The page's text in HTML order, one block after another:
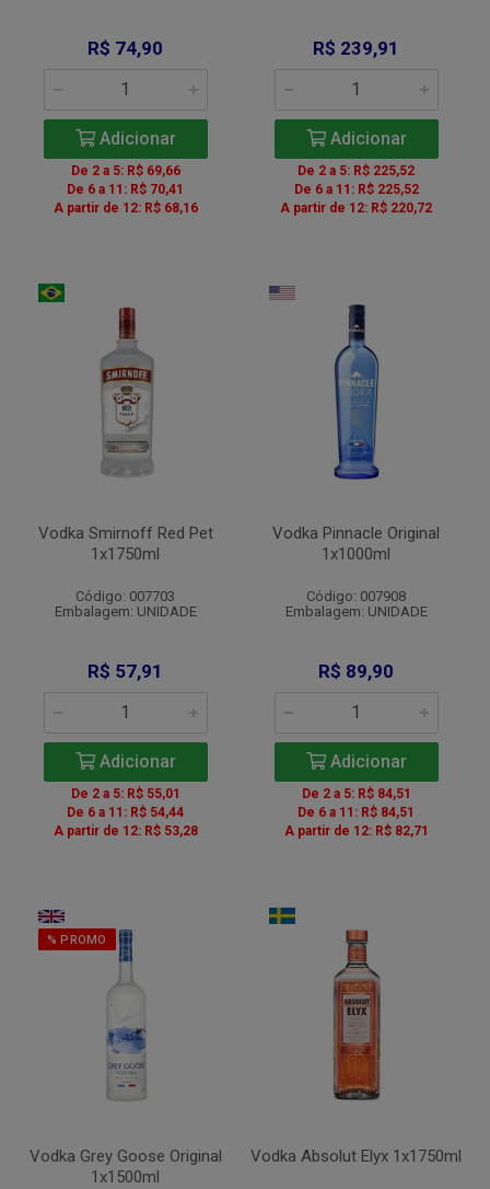
R$ 74,90
Adicionar
De 2 a 5: R$ 69,66
De 6 a 11: R$ 70,41
A partir de 12: R$ 68,16
R$ 239,91
Adicionar
De 2 a 5: R$ 225,52
De 6 a 11: R$ 225,52
A partir de 12: R$ 220,72
Vodka Smirnoff Red Pet
1x1750ml
Código: 007703
Embalagem: UNIDADE
R$ 57,91
Adicionar
De 2 a 5: R$ 55,01
De 6 a 11: R$ 54,44
A partir de 12: R$ 53,28
Vodka Pinnacle Original
1x1000ml
Código: 007908
Embalagem: UNIDADE
R$ 89,90
Adicionar
De 2 a 5: R$ 84,51
De 6 a 11: R$ 84,51
A partir de 12: R$ 82,71
% PROMO
Vodka Grey Goose Original
1x1500ml
Vodka Absolut Elyx 1x1750ml